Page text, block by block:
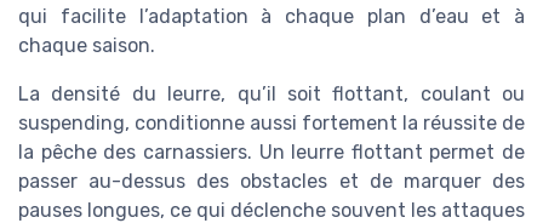
qui facilite l’adaptation à chaque plan d’eau et à
chaque saison.
La densité du leurre, qu’il soit flottant, coulant ou
suspending, conditionne aussi fortement la réussite de
la pêche des carnassiers. Un leurre flottant permet de
passer au-dessus des obstacles et de marquer des
pauses longues, ce qui déclenche souvent les attaques